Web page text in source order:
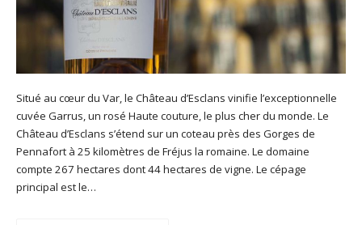
Situé au cœur du Var, le Château d’Esclans vinifie l’exceptionnelle
cuvée Garrus, un rosé Haute couture, le plus cher du monde. Le
Château d’Esclans s’étend sur un coteau près des Gorges de
Pennafort à 25 kilomètres de Fréjus la romaine. Le domaine
compte 267 hectares dont 44 hectares de vigne. Le cépage
principal est le…